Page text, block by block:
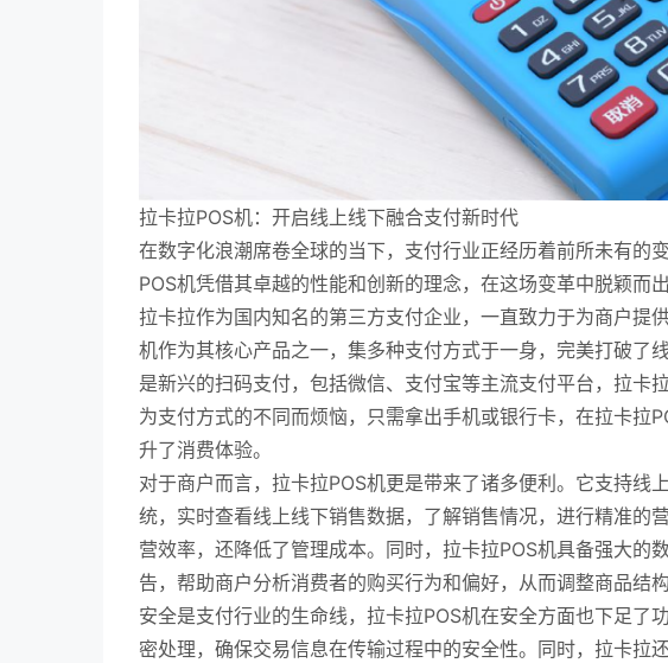
拉卡拉POS机：开启线上线下融合支付新时代
在数字化浪潮席卷全球的当下，支付行业正经历着前所未有的
POS机凭借其卓越的性能和创新的理念，在这场变革中脱颖而
拉卡拉作为国内知名的第三方支付企业，一直致力于为商户提
机作为其核心产品之一，集多种支付方式于一身，完美打破了
是新兴的扫码支付，包括微信、支付宝等主流支付平台，拉卡
为支付方式的不同而烦恼，只需拿出手机或银行卡，在拉卡拉
升了消费体验。
对于商户而言，拉卡拉POS机更是带来了诸多便利。它支持线
统，实时查看线上线下销售数据，了解销售情况，进行精准的
营效率，还降低了管理成本。同时，拉卡拉POS机具备强大的
告，帮助商户分析消费者的购买行为和偏好，从而调整商品结
安全是支付行业的生命线，拉卡拉POS机在安全方面也下足了
密处理，确保交易信息在传输过程中的安全性。同时，拉卡拉